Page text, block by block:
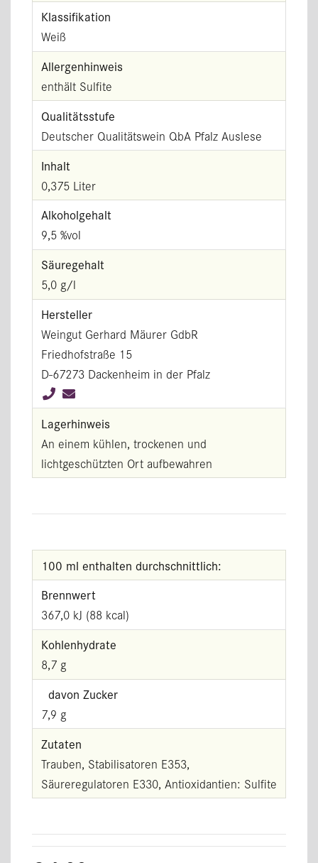
Klassifikation
Weiß
Allergenhinweis
enthält Sulfite
Qualitätsstufe
Deutscher Qualitätswein QbA Pfalz Auslese
Inhalt
0,375 Liter
Alkoholgehalt
9,5 %vol
Säuregehalt
5,0 g/l
Hersteller
Weingut Gerhard Mäurer GdbR
Friedhofstraße 15
D-67273 Dackenheim in der Pfalz
Lagerhinweis
An einem kühlen, trockenen und
lichtgeschützten Ort aufbewahren
100 ml enthalten durchschnittlich:
Brennwert
367,0 kJ (88 kcal)
Kohlenhydrate
8,7 g
davon Zucker
7,9 g
Zutaten
Trauben, Stabilisatoren E353,
Säureregulatoren E330, Antioxidantien: Sulfite